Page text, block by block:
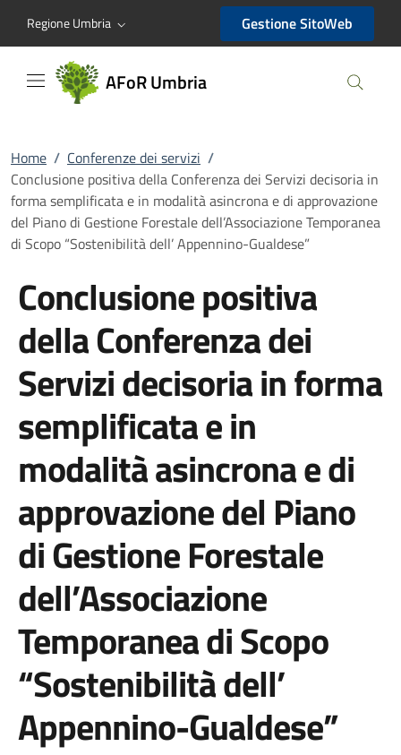
AFoR Umbria
Regione Umbria Gestione SitoWeb
AFoR Umbria
Home / Conferenze dei servizi /
Conclusione positiva della Conferenza dei Servizi decisoria in
forma semplificata e in modalità asincrona e di approvazione
del Piano di Gestione Forestale dell’Associazione Temporanea
di Scopo “Sostenibilità dell’ Appennino-Gualdese”
Conclusione positiva
della Conferenza dei
Servizi decisoria in forma
semplificata e in
modalità asincrona e di
approvazione del Piano
di Gestione Forestale
dell’Associazione
Temporanea di Scopo
“Sostenibilità dell’
Appennino-Gualdese”